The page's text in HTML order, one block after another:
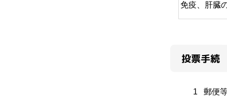
免疫、肝臓
投票手続
1 郵便